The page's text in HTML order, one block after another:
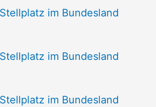
im Bundesland
im Bundesland
im Bundesland